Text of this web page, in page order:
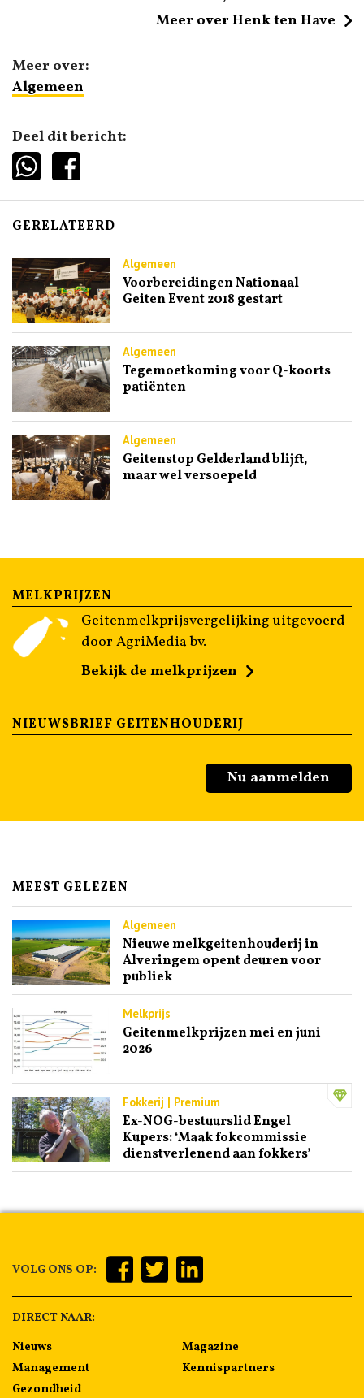
Meer over Henk ten Have
Meer over:
Algemeen
Deel dit bericht:
GERELATEERD
Algemeen
Voorbereidingen Nationaal
Geiten Event 2018 gestart
Algemeen
Tegemoetkoming voor Q-koorts
patiënten
Algemeen
Geitenstop Gelderland blijft,
maar wel versoepeld
MELKPRIJZEN
Geitenmelkprijsvergelijking uitgevoerd
door AgriMedia bv.
Bekijk de melkprijzen
NIEUWSBRIEF GEITENHOUDERIJ
Nu aanmelden
MEEST GELEZEN
Algemeen
Nieuwe melkgeitenhouderij in
Alveringem opent deuren voor
publiek
Melkprijs
Geitenmelkprijzen mei en juni
2026
Fokkerij | Premium
Ex-NOG-bestuurslid Engel
Kupers: ‘Maak fokcommissie
dienstverlenend aan fokkers’
VOLG ONS OP:
DIRECT NAAR:
Nieuws
Management
Gezondheid
Magazine
Kennispartners